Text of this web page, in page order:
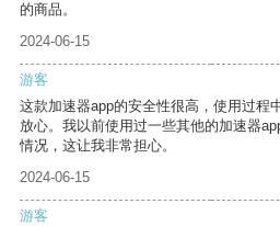
的商品。
2024-06-15
游客
这款加速器app的安全性很高，使用过程
放心。我以前使用过一些其他的加速器
情况，这让我非常担心。
2024-06-15
游客